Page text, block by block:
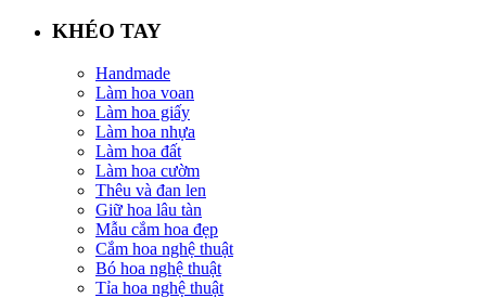
KHÉO TAY
Handmade
Làm hoa voan
Làm hoa giấy
Làm hoa nhựa
Làm hoa đất
Làm hoa cườm
Thêu và đan len
Giữ hoa lâu tàn
Mẫu cắm hoa đẹp
Cắm hoa nghệ thuật
Bó hoa nghệ thuật
Tỉa hoa nghệ thuật